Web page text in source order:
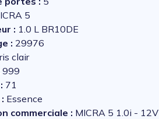
5
: 1.0 L BR10DE
: 29976
clair
999
71
Essence
commerciale : MICRA 5 1.0i - 12V